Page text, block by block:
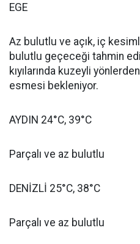
EGE
Az bulutlu ve açık, iç
bulutlu geçeceği tahmin
kıyılarında kuzeyli
esmesi bekleniyor.
AYDIN 24°C, 39°C
Parçalı ve az bulutlu
DENİZLİ 25°C, 38°C
Parçalı ve az bulutlu